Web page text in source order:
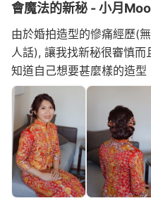
會魔法的新秘 - 小月
由於婚拍造型的慘痛經歷(
人話), 讓我找新秘很審慎
知道自己想要甚麼樣的造
力找一些擅長我喜歡的造
型 "同心結"!因為我是香港
屬意同心結, 聽起來就是有
然讓我找到同樣是嫁了來